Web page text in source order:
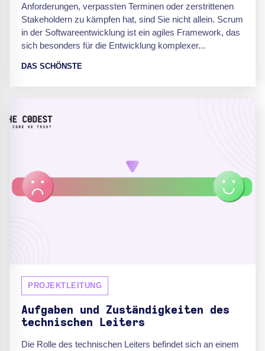
Anforderungen, verpassten Terminen oder zerstrittenen
Stakeholdern zu kämpfen hat, sind Sie nicht allein. Scrum
in der Softwareentwicklung ist ein agiles Framework, das
sich besonders für die Entwicklung komplexer...
DAS SCHÖNSTE
PROJEKTLEITUNG
Aufgaben und Zuständigkeiten des
technischen Leiters
Die Rolle des technischen Leiters befindet sich an einem